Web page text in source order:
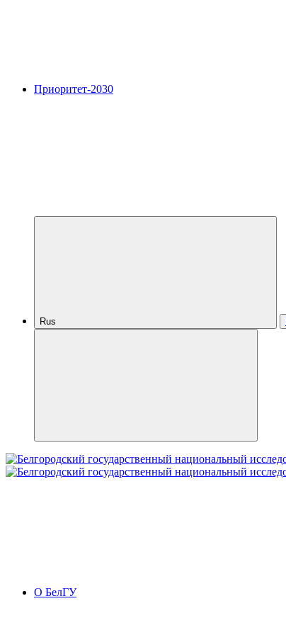
Приоритет-2030
Rus
О БелГУ